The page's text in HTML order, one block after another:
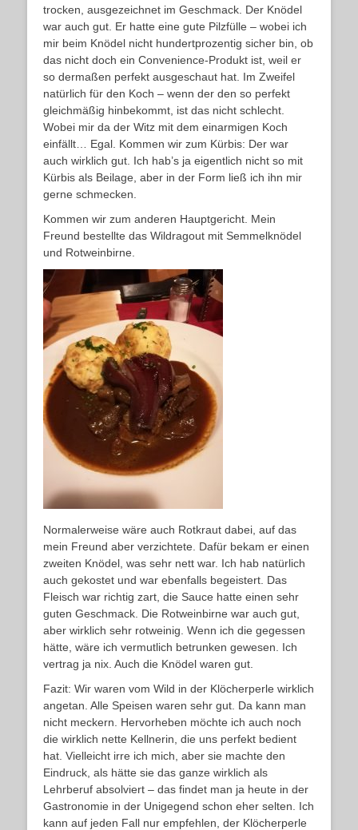
trocken, ausgezeichnet im Geschmack. Der Knödel
war auch gut. Er hatte eine gute Pilzfülle – wobei ich
mir beim Knödel nicht hundertprozentig sicher bin, ob
das nicht doch ein Convenience-Produkt ist, weil er
so dermaßen perfekt ausgeschaut hat. Im Zweifel
natürlich für den Koch – wenn der den so perfekt
gleichmäßig hinbekommt, ist das nicht schlecht.
Wobei mir da der Witz mit dem einarmigen Koch
einfällt… Egal. Kommen wir zum Kürbis: Der war
auch wirklich gut. Ich hab’s ja eigentlich nicht so mit
Kürbis als Beilage, aber in der Form ließ ich ihn mir
gerne schmecken.
Kommen wir zum anderen Hauptgericht. Mein
Freund bestellte das Wildragout mit Semmelknödel
und Rotweinbirne.
Normalerweise wäre auch Rotkraut dabei, auf das
mein Freund aber verzichtete. Dafür bekam er einen
zweiten Knödel, was sehr nett war. Ich hab natürlich
auch gekostet und war ebenfalls begeistert. Das
Fleisch war richtig zart, die Sauce hatte einen sehr
guten Geschmack. Die Rotweinbirne war auch gut,
aber wirklich sehr rotweinig. Wenn ich die gegessen
hätte, wäre ich vermutlich betrunken gewesen. Ich
vertrag ja nix. Auch die Knödel waren gut.
Fazit: Wir waren vom Wild in der Klöcherperle wirklich
angetan. Alle Speisen waren sehr gut. Da kann man
nicht meckern. Hervorheben möchte ich auch noch
die wirklich nette Kellnerin, die uns perfekt bedient
hat. Vielleicht irre ich mich, aber sie machte den
Eindruck, als hätte sie das ganze wirklich als
Lehrberuf absolviert – das findet man ja heute in der
Gastronomie in der Unigegend schon eher selten. Ich
kann auf jeden Fall nur empfehlen, der Klöcherperle